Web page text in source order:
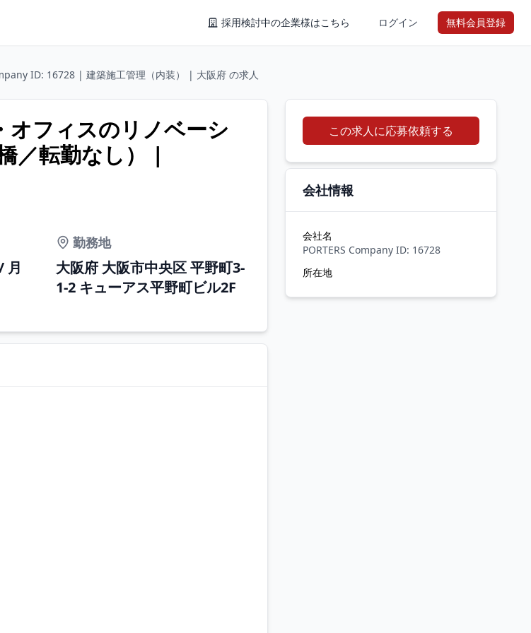
採用検討中の企業様はこちら ログイン 無料会員登録
ID: 16728 | 建築施工管理（内装） | 大阪府 の求人
オフィスのリノベーシ
／転勤なし） |
月
勤務地
大阪府 大阪市中央区 平野町3-
1-2 キューアス平野町ビル2F
この求人に応募依頼する
会社情報
会社名
PORTERS Company ID: 16728
所在地